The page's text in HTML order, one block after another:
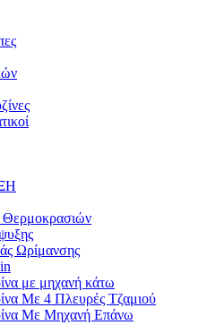
Ωρίμανσης
με μηχανή κάτω
Με 4 Πλευρές Τζαμιού
Με Μηχανή Επάνω